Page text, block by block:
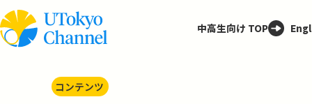
中高生向け TOP
コンテンツ